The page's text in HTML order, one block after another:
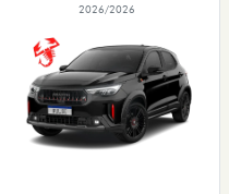
2026/2026